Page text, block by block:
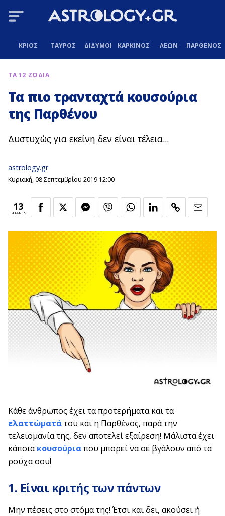
ΚΡΙΟΣ ΤΑΥΡΟΣ ΔΙΔΥΜΟΙ ΚΑΡΚΙΝΟΣ ΛΕΩΝ ΠΑΡΘΕΝΟΣ
ΤΑ 12 ΖΩΔΙΑ
Τα πιο τρανταχτά κουσούρια
της Παρθένου
Δυστυχώς για εκείνη δεν είναι τέλεια...
astrology.gr
Κυριακή, 08 Σεπτεμβρίου 2019 12:00
13
SHARES
Κάθε άνθρωπος έχει τα προτερήματα και τα
ελαττώματάτου και η Παρθένος, παρά την
τελειομανία της, δεν αποτελεί εξαίρεση! Μάλιστα έχει
κάποιακουσούριαπου μπορεί να σε βγάλουν από τα
ρούχα σου!
1. Είναι κριτής των πάντων
Μην πέσεις στο στόμα της! Έτσι και δει, ακούσει ή